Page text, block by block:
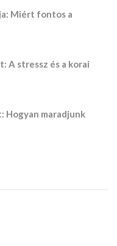
Miért fontos a
A stressz és a korai
maradjunk